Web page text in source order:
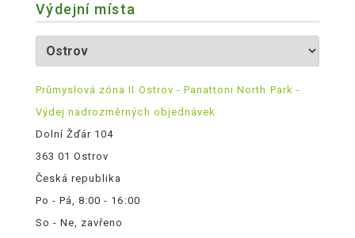
Výdejní místa
Průmyslová zóna II Ostrov - Panattoni North Park -
Výdej nadrozměrných objednávek
Dolní Žďár 104
363 01 Ostrov
Česká republika
Po - Pá, 8:00 - 16:00
So - Ne, zavřeno